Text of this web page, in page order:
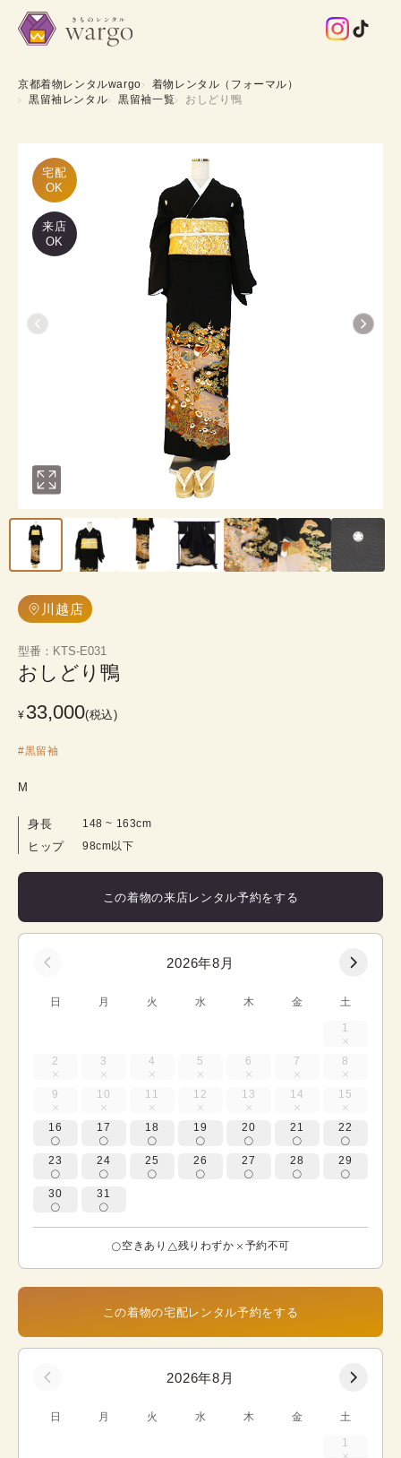
京都着物レンタルwargo
着物レンタル（フォーマル）
黒留袖レンタル
黒留袖一覧 おしどり鴨
宅配
OK
来店
OK
川越店
型番 ： KTS-E031
おしどり鴨
¥ 33,000(税込)
#黒留袖
M
身長 148 ~ 163cm
ヒップ 98cm以下
この着物の来店レンタル予約をする
2026年8月
日 月 火 水 木 金 土
1
2 3 4 5 6 7 8
9 10 11 12 13 14 15
16 17 18 19 20 21 22
23 24 25 26 27 28 29
30 31
空きあり 残りわずか 予約不可
この着物の宅配レンタル予約をする
2026年8月
日 月 火 水 木 金 土
1